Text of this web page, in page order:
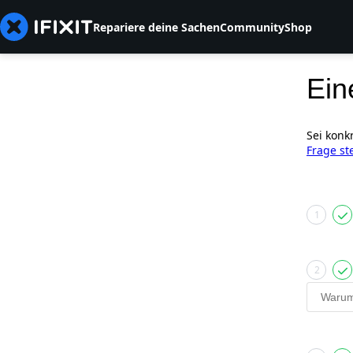
Repariere deine SachenCommunityShop
Sei
Frage
1
2